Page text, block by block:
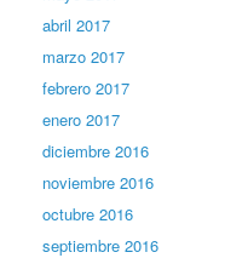
abril 2017
marzo 2017
febrero 2017
enero 2017
diciembre 2016
noviembre 2016
octubre 2016
septiembre 2016